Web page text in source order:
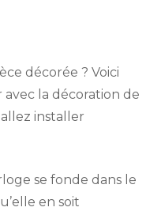
décorée ? Voici
avec la décoration de
installer
se fonde dans le
en soit